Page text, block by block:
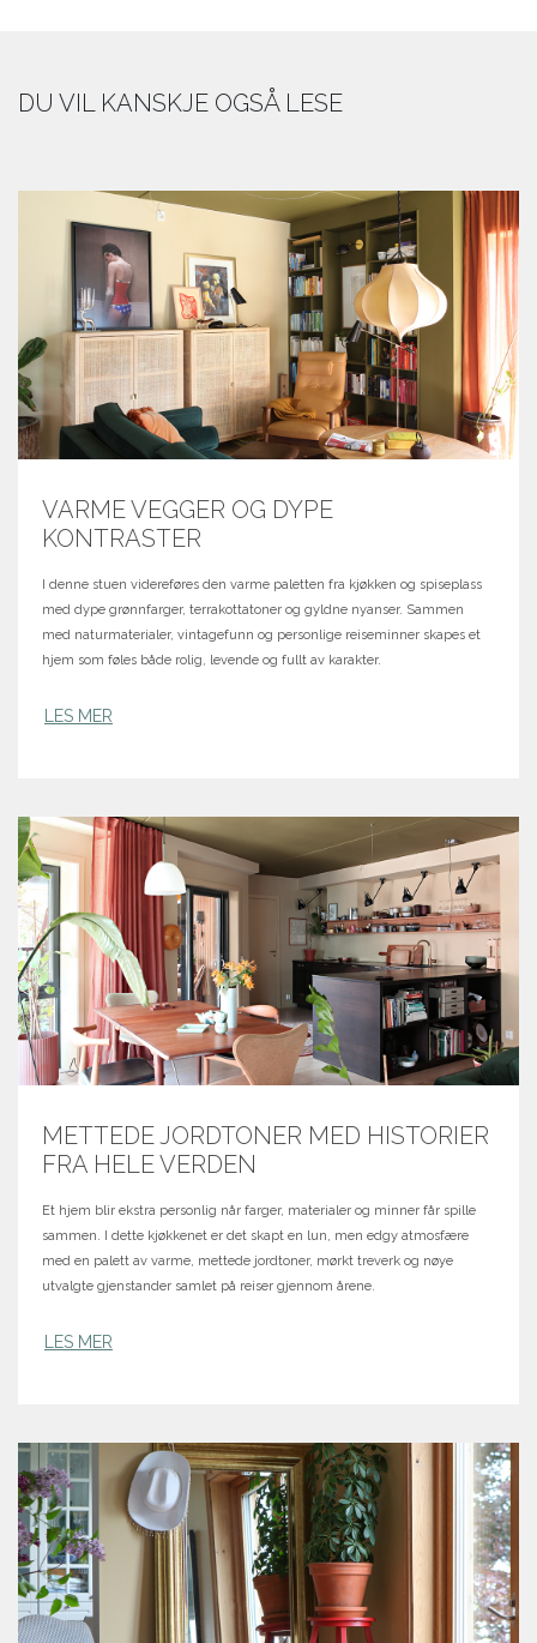
DU VIL KANSKJE OGSÅ LESE
VARME VEGGER OG DYPE
KONTRASTER
I denne stuen videreføres den varme paletten fra kjøkken og spiseplass
med dype grønnfarger, terrakottatoner og gyldne nyanser. Sammen
med naturmaterialer, vintagefunn og personlige reiseminner skapes et
hjem som føles både rolig, levende og fullt av karakter.
LES MER
METTEDE JORDTONER MED HISTORIER
FRA HELE VERDEN
Et hjem blir ekstra personlig når farger, materialer og minner får spille
sammen. I dette kjøkkenet er det skapt en lun, men edgy atmosfære
med en palett av varme, mettede jordtoner, mørkt treverk og nøye
utvalgte gjenstander samlet på reiser gjennom årene.
LES MER